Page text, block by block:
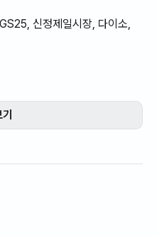
신정제일시장, 다이소,
민센터, 기업은행, 하나은행
공차, 메가커피, 버거킹,
햄버거, 던킨도넛, 베스킨라벤